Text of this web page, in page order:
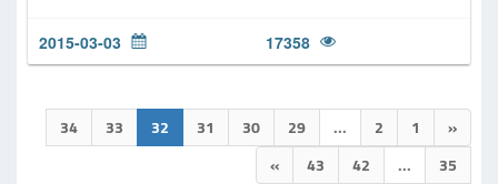
17358
2015-03-03
«
1
2
...
29
30
31
32
33
34
35
...
42
43
»